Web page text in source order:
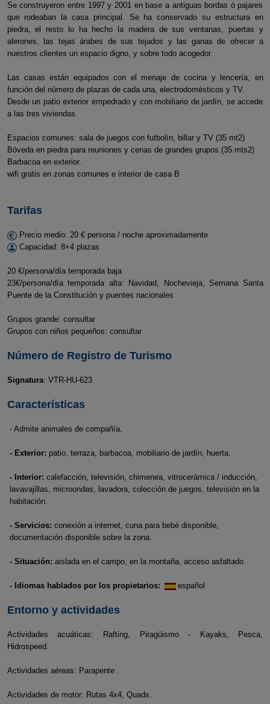
Se construyeron entre 1997 y 2001 en base a antiguas bordas ó pajares
que rodeaban la casa principal. Se ha conservado su estructura en
piedra, el resto lo ha hecho la madera de sus ventanas, puertas y
alerones, las tejas árabes de sus tejados y las ganas de ofrecer a
nuestros clientes un espacio digno, y sobre todo acogedor.
Las casas están equipados con el menaje de cocina y lencería, en
función del número de plazas de cada una, electrodomésticos y TV.
Desde un patio exterior empedrado y con mobiliario de jardín, se accede
a las tres viviendas.
Espacios comunes: sala de juegos con futbolín, billar y TV (35 mt2)
Bóveda en piedra para reuniones y cenas de grandes grupos.(35 mts2)
Barbacoa en exterior.
wifi gratis en zonas comunes e interior de casa B
Tarifas
Precio medio: 20 € persona / noche aproximadamente
Capacidad: 8+4 plazas
20 €/persona/día temporada baja
23€/persona/día temporada alta: Navidad, Nochevieja, Semana Santa
Puente de la Constitución y puentes nacionales
Grupos grande: consultar
Grupos con niños pequeños: consultar
Número de Registro de Turismo
Signatura: VTR-HU-623
Características
- Admite animales de compañía.
- Exterior: patio, terraza, barbacoa, mobiliario de jardín, huerta.
- Interior: calefacción, televisión, chimenea, vitrocerámica / inducción,
lavavajillas, microondas, lavadora, colección de juegos, televisión en la
habitación.
- Servicios: conexión a internet, cuna para bebé disponible,
documentación disponible sobre la zona.
- Situación: aislada en el campo, en la montaña, acceso asfaltado.
- Idiomas hablados por los propietarios: español
Entorno y actividades
Actividades acuáticas: Rafting, Piragüismo - Kayaks, Pesca,
Hidrospeed.
Actividades aéreas: Parapente .
Actividades de motor: Rutas 4x4, Quads.